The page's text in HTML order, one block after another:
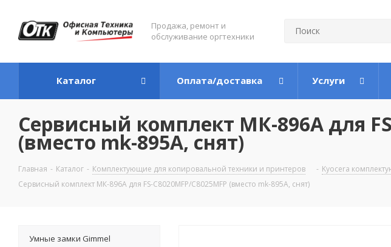
Продажа, ремонт и
обслуживание оргтехники
Каталог Оплата/доставка Услуги
Сервисный комплект МК-896A для
(вместо mk-895A, снят)
Главная - Каталог - Комплектующие для копировальной техники и принтеров - Kyocera
Сервисный комплект МК-896A для FS-C8020MFP/C8025MFP (вместо mk-895A, снят)
Умные замки Gimmel